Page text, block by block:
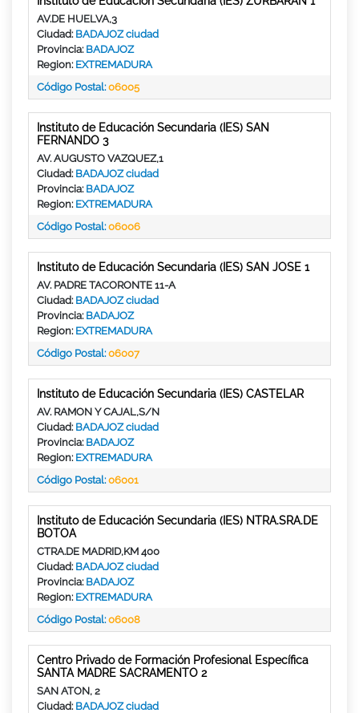
AV.DE HUELVA,3
Ciudad: BADAJOZ ciudad
Provincia: BADAJOZ
Region: EXTREMADURA
Código Postal:06005
Instituto de Educación Secundaria (IES) SAN
FERNANDO 3
AV. AUGUSTO VAZQUEZ,1
Ciudad: BADAJOZ ciudad
Provincia: BADAJOZ
Region: EXTREMADURA
Código Postal:06006
Instituto de Educación Secundaria (IES) SAN JOSE 1
AV. PADRE TACORONTE 11-A
Ciudad: BADAJOZ ciudad
Provincia: BADAJOZ
Region: EXTREMADURA
Código Postal:06007
Instituto de Educación Secundaria (IES) CASTELAR
AV. RAMON Y CAJAL,S/N
Ciudad: BADAJOZ ciudad
Provincia: BADAJOZ
Region: EXTREMADURA
Código Postal:06001
Instituto de Educación Secundaria (IES) NTRA.SRA.DE
BOTOA
CTRA.DE MADRID,KM 400
Ciudad: BADAJOZ ciudad
Provincia: BADAJOZ
Region: EXTREMADURA
Código Postal:06008
Centro Privado de Formación Profesional Específica
SANTA MADRE SACRAMENTO 2
SAN ATON, 2
Ciudad: BADAJOZ ciudad